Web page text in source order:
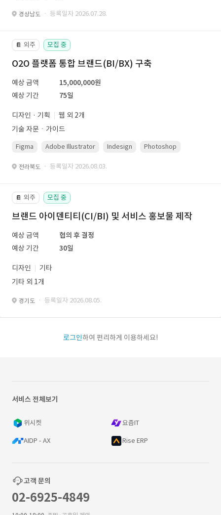
경상남도 · 등록일자 2026.07.28.
📔 외주 모집 중
O2O 플랫폼 통합 브랜드(BI/BX) 구축
예상 금액
15,000,000원
예상 기간
75일
디자인 · 기획
웹 외 2개
기술 자문ㆍ가이드
Figma Adobe Illustrator Indesign Photoshop
전라북도 · 등록일자 2026.08.03.
📔 외주 모집 중
브랜드 아이덴티티(CI/BI) 및 서비스 홍보물 제작
예상 금액
협의 후 결정
예상 기간
30일
디자인
기타
기타 외 1개
경기도 · 등록일자 2026.08.05.
로그인하여 편리하게 이용하세요!
서비스 전체보기
위시켓 요즘IT
AIDP - AX Rise ERP
고객 문의
02-6925-4849